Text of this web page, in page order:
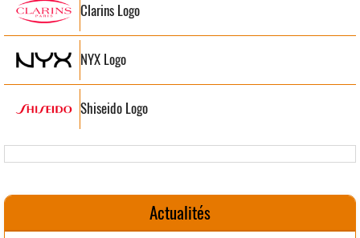
Clarins Logo
NYX Logo
Shiseido Logo
Actualités